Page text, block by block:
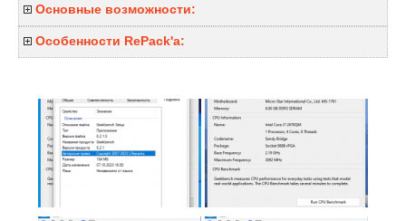
Основные возможности:
Особенности RePack'a: